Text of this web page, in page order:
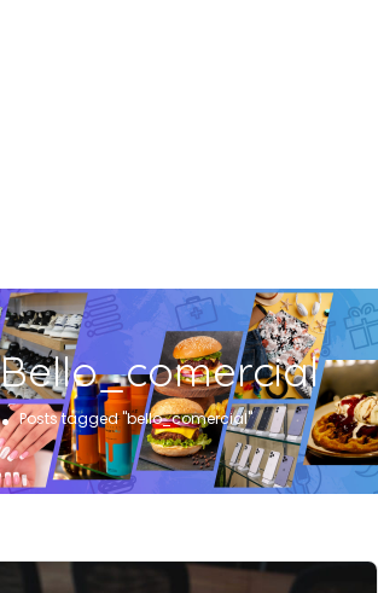
Bello_comercial
Posts tagged "bello_comercial"